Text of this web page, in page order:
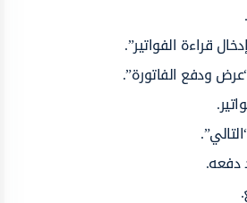
قراءة الفواتير”.
ودفع الفاتورة”.
دفعه.